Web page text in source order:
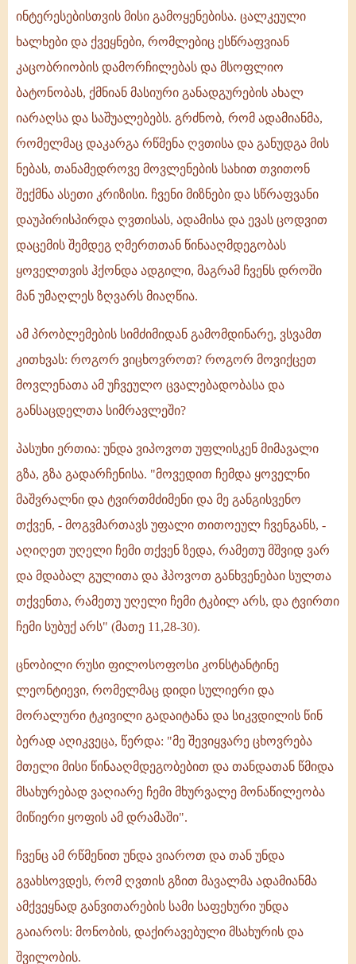
ინტერესებისთვის მისი გამოყენებისა. ცალკეული
ხალხები და ქვეყნები, რომლებიც ესწრაფვიან
კაცობრიობის დამორჩილებას და მსოფლიო
ბატონობას, ქმნიან მასიური განადგურების ახალ
იარაღსა და საშუალებებს. გრძნობ, რომ ადამიანმა,
რომელმაც დაკარგა რწმენა ღვთისა და განუდგა მის
ნებას, თანამედროვე მოვლენების სახით თვითონ
შექმნა ასეთი კრიზისი. ჩვენი მიზნები და სწრაფვანი
დაუპირისპირდა ღვთისას, ადამისა და ევას ცოდვით
დაცემის შემდეგ ღმერთთან წინააღმდეგობას
ყოველთვის ჰქონდა ადგილი, მაგრამ ჩვენს დროში
მან უმაღლეს ზღვარს მიაღწია.
ამ პრობლემების სიმძიმიდან გამომდინარე, ვსვამთ
კითხვას: როგორ ვიცხოვროთ? როგორ მოვიქცეთ
მოვლენათა ამ უჩვეულო ცვალებადობასა და
განსაცდელთა სიმრავლეში?
პასუხი ერთია: უნდა ვიპოვოთ უფლისკენ მიმავალი
გზა, გზა გადარჩენისა. "მოვედით ჩემდა ყოველნი
მაშვრალნი და ტვირთმძიმენი და მე განგისვენო
თქვენ, - მოგვმართავს უფალი თითოეულ ჩვენგანს, -
აღიღეთ უღელი ჩემი თქვენ ზედა, რამეთუ მშვიდ ვარ
და მდაბალ გულითა და ჰპოვოთ განხვენებაი სულთა
თქვენთა, რამეთუ უღელი ჩემი ტკბილ არს, და ტვირთი
ჩემი სუბუქ არს" (მათე 11,28-30).
ცნობილი რუსი ფილოსოფოსი კონსტანტინე
ლეონტიევი, რომელმაც დიდი სულიერი და
მორალური ტკივილი გადაიტანა და სიკვდილის წინ
ბერად აღიკვეცა, წერდა: "მე შევიყვარე ცხოვრება
მთელი მისი წინააღმდეგობებით და თანდათან წმიდა
მსახურებად ვაღიარე ჩემი მხურვალე მონაწილეობა
მიწიერი ყოფის ამ დრამაში".
ჩვენც ამ რწმენით უნდა ვიაროთ და თან უნდა
გვახსოვდეს, რომ ღვთის გზით მავალმა ადამიანმა
ამქვეყნად განვითარების სამი საფეხური უნდა
გაიაროს: მონობის, დაქირავებული მსახურის და
შვილობის.